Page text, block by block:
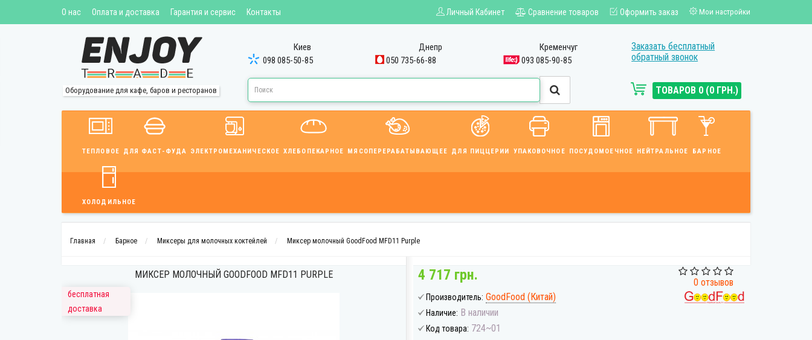
О нас Оплата и доставка Гарантия и сервис Контакты Личный Кабинет Сравнение товаров Оформить заказ Мои настройки
Оборудование для кафе, баров и ресторанов
Киев
098 085-50-85
Днепр
050 735-66-88
Кременчуг
093 085-90-85
Заказать бесплатный
обратный звонок
ТОВАРОВ 0 (0 ГРН.)
ТЕПЛОВОЕ ДЛЯ ФАСТ-ФУДА ЭЛЕКТРОМЕХАНИЧЕСКОЕ ХЛЕБОПЕКАРНОЕ МЯСОПЕРЕРАБАТЫВАЮЩЕЕ ДЛЯ ПИЦЦЕРИИ УПАКОВОЧНОЕ ПОСУДОМОЕЧНОЕ НЕЙТРАЛЬНОЕ БАРНОЕ
ХОЛОДИЛЬНОЕ
Главная Барное Миксеры для молочных коктейлей Миксер молочный GoodFood MFD11 Purple
бесплатная
доставка
МИКСЕР МОЛОЧНЫЙ GOODFOOD MFD11 PURPLE
0 отзывов
4 717 грн.
Производитель: GoodFood (Китай)
Наличие: В наличии
Код товара: 724~01